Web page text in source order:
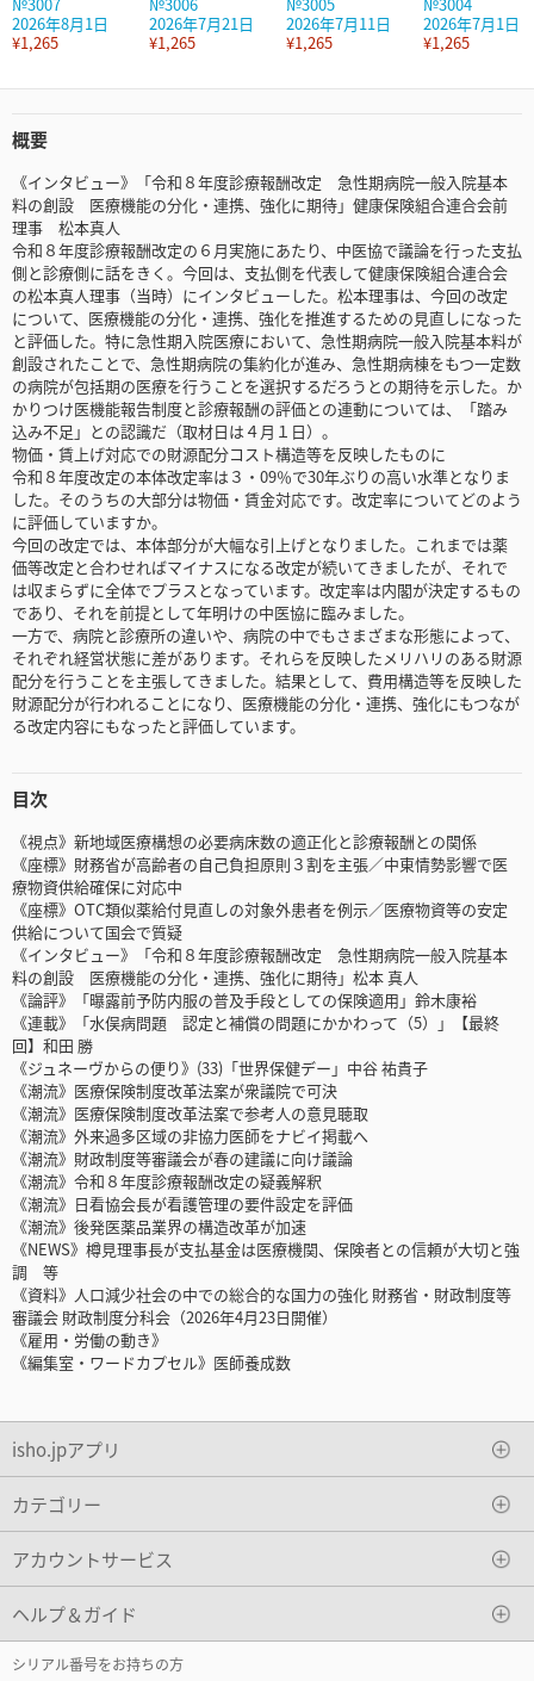
2026年8月1日
¥1,265
2026年7月21日
¥1,265
2026年7月11日
¥1,265
2026年7月1日
¥1,265
概要
《インタビュー》「令和８年度診療報酬改定 急性期病院一般入院基本
料の創設 医療機能の分化・連携、強化に期待」健康保険組合連合会前
理事 松本真人
令和８年度診療報酬改定の６月実施にあたり、中医協で議論を行った支払
側と診療側に話をきく。今回は、支払側を代表して健康保険組合連合会
の松本真人理事（当時）にインタビューした。松本理事は、今回の改定
について、医療機能の分化・連携、強化を推進するための見直しになった
と評価した。特に急性期入院医療において、急性期病院一般入院基本料が
創設されたことで、急性期病院の集約化が進み、急性期病棟をもつ一定数
の病院が包括期の医療を行うことを選択するだろうとの期待を示した。か
かりつけ医機能報告制度と診療報酬の評価との連動については、「踏み
込み不足」との認識だ（取材日は４月１日）。
物価・賃上げ対応での財源配分コスト構造等を反映したものに
令和８年度改定の本体改定率は３・09％で30年ぶりの高い水準となりま
した。そのうちの大部分は物価・賃金対応です。改定率についてどのよう
に評価していますか。
今回の改定では、本体部分が大幅な引上げとなりました。これまでは薬
価等改定と合わせればマイナスになる改定が続いてきましたが、それで
は収まらずに全体でプラスとなっています。改定率は内閣が決定するもの
であり、それを前提として年明けの中医協に臨みました。
一方で、病院と診療所の違いや、病院の中でもさまざまな形態によって、
それぞれ経営状態に差があります。それらを反映したメリハリのある財源
配分を行うことを主張してきました。結果として、費用構造等を反映した
財源配分が行われることになり、医療機能の分化・連携、強化にもつなが
る改定内容にもなったと評価しています。
目次
《視点》新地域医療構想の必要病床数の適正化と診療報酬との関係
《座標》財務省が高齢者の自己負担原則３割を主張／中東情勢影響で医
療物資供給確保に対応中
《座標》OTC類似薬給付見直しの対象外患者を例示／医療物資等の安定
供給について国会で質疑
《インタビュー》「令和８年度診療報酬改定 急性期病院一般入院基本
料の創設 医療機能の分化・連携、強化に期待」松本 真人
《論評》「曝露前予防内服の普及手段としての保険適用」鈴木康裕
《連載》「水俣病問題 認定と補償の問題にかかわって（5）」【最終
回】和田 勝
《ジュネーヴからの便り》(33)「世界保健デー」中谷 祐貴子
《潮流》医療保険制度改革法案が衆議院で可決
《潮流》医療保険制度改革法案で参考人の意見聴取
《潮流》外来過多区域の非協力医師をナビイ掲載へ
《潮流》財政制度等審議会が春の建議に向け議論
《潮流》令和８年度診療報酬改定の疑義解釈
《潮流》日看協会長が看護管理の要件設定を評価
《潮流》後発医薬品業界の構造改革が加速
《NEWS》樽見理事長が支払基金は医療機関、保険者との信頼が大切と強
調 等
《資料》人口減少社会の中での総合的な国力の強化 財務省・財政制度等
審議会 財政制度分科会（2026年4月23日開催）
《雇用・労働の動き》
《編集室・ワードカプセル》医師養成数
isho.jpアプリ
カテゴリー
アカウントサービス
ヘルプ＆ガイド
シリアル番号をお持ちの方